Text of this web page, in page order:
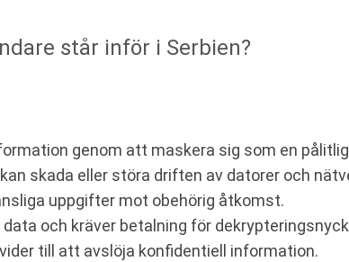
står inför i Serbien?
genom att maskera sig som en
skada eller störa driften av datorer och
uppgifter mot obehörig åtkomst.
och kräver betalning för
till att avslöja konfidentiell information.